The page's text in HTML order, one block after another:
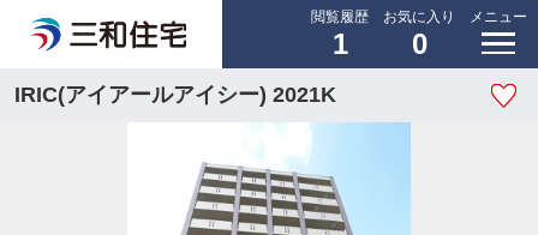
閲覧履歴
1
お気に入り
0
メニュー
IRIC(アイアールアイシー) 2021K